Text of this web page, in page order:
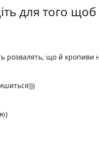
для того
розвалять, що й кропиви